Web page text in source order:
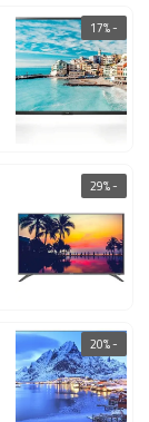
- 17%
- 29%
- 20%